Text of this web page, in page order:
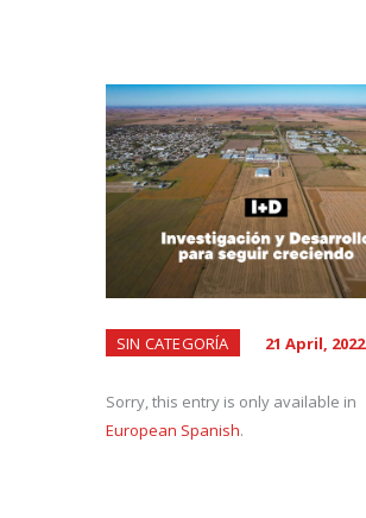
SIN CATEGORÍA 21 April, 2022
Sorry, this entry is only available in
European Spanish.